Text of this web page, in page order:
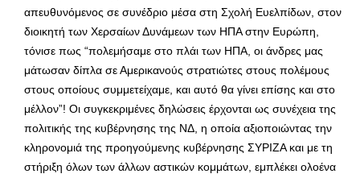
απευθυνόμενος σε συνέδριο μέσα στη Σχολή Ευελπίδων, στον
διοικητή των Χερσαίων Δυνάμεων των ΗΠΑ στην Ευρώπη,
τόνισε πως “πολεμήσαμε στο πλάι των ΗΠΑ, οι άνδρες μας
μάτωσαν δίπλα σε Αμερικανούς στρατιώτες στους πολέμους
στους οποίους συμμετείχαμε, και αυτό θα γίνει επίσης και στο
μέλλον”! Οι συγκεκριμένες δηλώσεις έρχονται ως συνέχεια της
πολιτικής της κυβέρνησης της ΝΔ, η οποία αξιοποιώντας την
κληρονομιά της προηγούμενης κυβέρνησης ΣΥΡΙΖΑ και με τη
στήριξη όλων των άλλων αστικών κομμάτων, εμπλέκει ολοένα